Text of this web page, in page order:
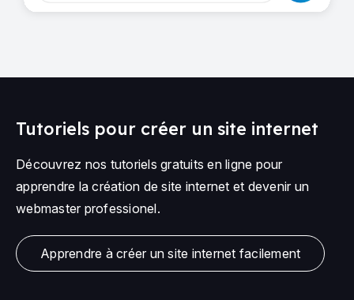
Tutoriels pour créer un site internet
Découvrez nos tutoriels gratuits en ligne pour
apprendre la création de site internet et devenir un
webmaster professionel.
Apprendre à créer un site internet facilement